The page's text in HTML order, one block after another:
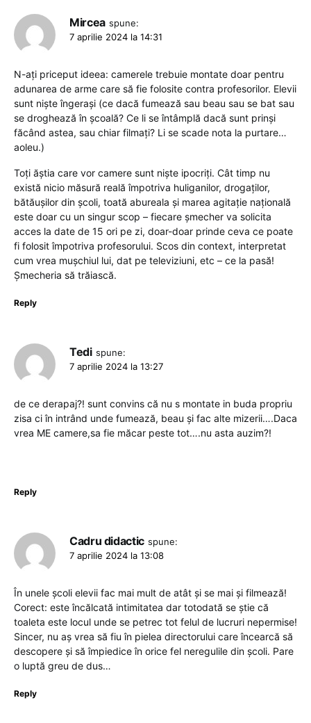
Mircea spune:
7 aprilie 2024 la 14:31
N-ați priceput ideea: camerele trebuie montate doar pentru
adunarea de arme care să fie folosite contra profesorilor. Elevii
sunt niște îngerași (ce dacă fumează sau beau sau se bat sau
se droghează în școală? Ce li se întâmplă dacă sunt prinși
făcând astea, sau chiar filmați? Li se scade nota la purtare…
aoleu.)
Toți ăștia care vor camere sunt niște ipocriți. Cât timp nu
există nicio măsură reală împotriva huliganilor, drogaților,
bătăușilor din școli, toată abureala și marea agitație națională
este doar cu un singur scop – fiecare șmecher va solicita
acces la date de 15 ori pe zi, doar-doar prinde ceva ce poate
fi folosit împotriva profesorului. Scos din context, interpretat
cum vrea mușchiul lui, dat pe televiziuni, etc – ce la pasă!
Șmecheria să trăiască.
Reply
Tedi spune:
7 aprilie 2024 la 13:27
de ce derapaj?! sunt convins că nu s montate in buda propriu
zisa ci în intrând unde fumează, beau și fac alte mizerii….Daca
vrea ME camere,sa fie măcar peste tot….nu asta auzim?!
Reply
Cadru didactic spune:
7 aprilie 2024 la 13:08
În unele școli elevii fac mai mult de atât și se mai și filmează!
Corect: este încălcată intimitatea dar totodată se știe că
toaleta este locul unde se petrec tot felul de lucruri nepermise!
Sincer, nu aș vrea să fiu în pielea directorului care încearcă să
descopere și să împiedice în orice fel neregulile din școli. Pare
o luptă greu de dus…
Reply